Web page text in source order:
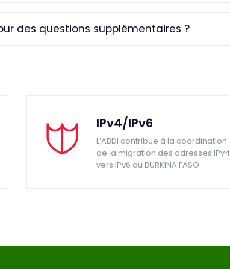
des questions supplémentaires ?
IPv4/IPv6
L’ABDI contribue à la coordination
de la migration des adresses IPv4
vers IPv6 au BURKINA FASO